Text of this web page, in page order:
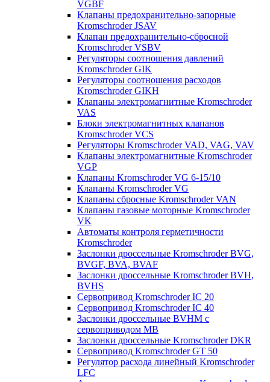
VGBF
Клапаны предохранительно-запорные
Kromschroder JSAV
Клапан предохранительно-сбросной
Kromschroder VSBV
Регуляторы соотношения давлений
Kromschroder GIK
Регуляторы соотношения расходов
Kromschroder GIKH
Клапаны электромагнитные Kromschroder
VAS
Блоки электромагнитных клапанов
Kromschroder VCS
Регуляторы Kromschroder VAD, VAG, VAV
Клапаны электромагнитные Kromschroder
VGP
Клапаны Kromschroder VG 6-15/10
Клапаны Kromschroder VG
Клапаны сбросные Kromschroder VAN
Клапаны газовые моторные Kromschroder
VK
Автоматы контроля герметичности
Kromschroder
Заслонки дроссельные Kromschroder BVG,
BVGF, BVA, BVAF
Заслонки дроссельные Kromschroder BVH,
BVHS
Сервопривод Kromschroder IC 20
Сервопривод Kromschroder IC 40
Заслонки дроссельные BVHM с
сервоприводом МВ
Заслонки дроссельные Kromschroder DKR
Cервопривод Kromschroder GT 50
Регулятор расхода линейный Kromschroder
LFC